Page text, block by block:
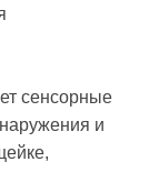
сенсорные
и